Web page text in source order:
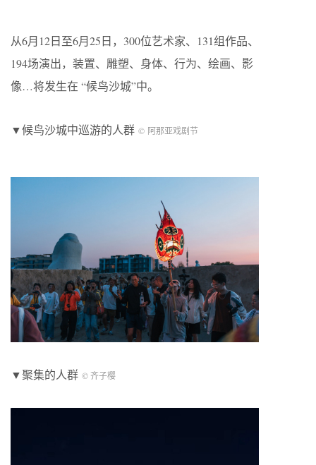
从6月12日至6月25日，300位艺术家、131组作品、
194场演出，装置、雕塑、身体、行为、绘画、影
像…将发生在 “候鸟沙城”中。
▼候鸟沙城中巡游的人群 © 阿那亚戏剧节
▼聚集的人群 © 齐子樱